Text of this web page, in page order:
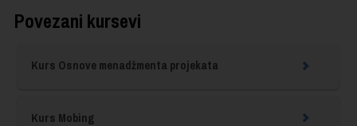
Povezani kursevi
Kurs Osnove menadžmenta projekata
Kurs Mobing